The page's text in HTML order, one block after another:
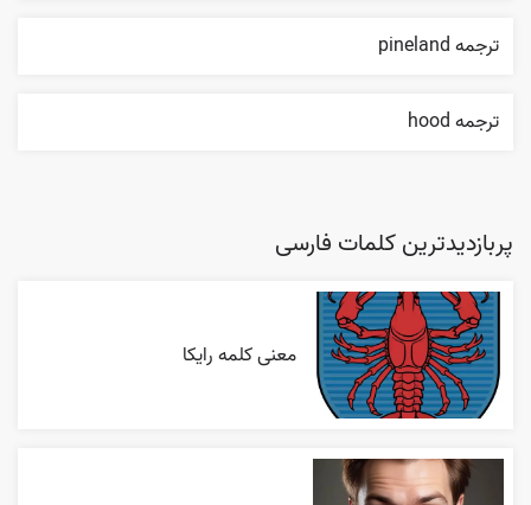
ترجمه pineland
ترجمه hood
پربازدیدترین کلمات فارسی
معنی کلمه رایکا